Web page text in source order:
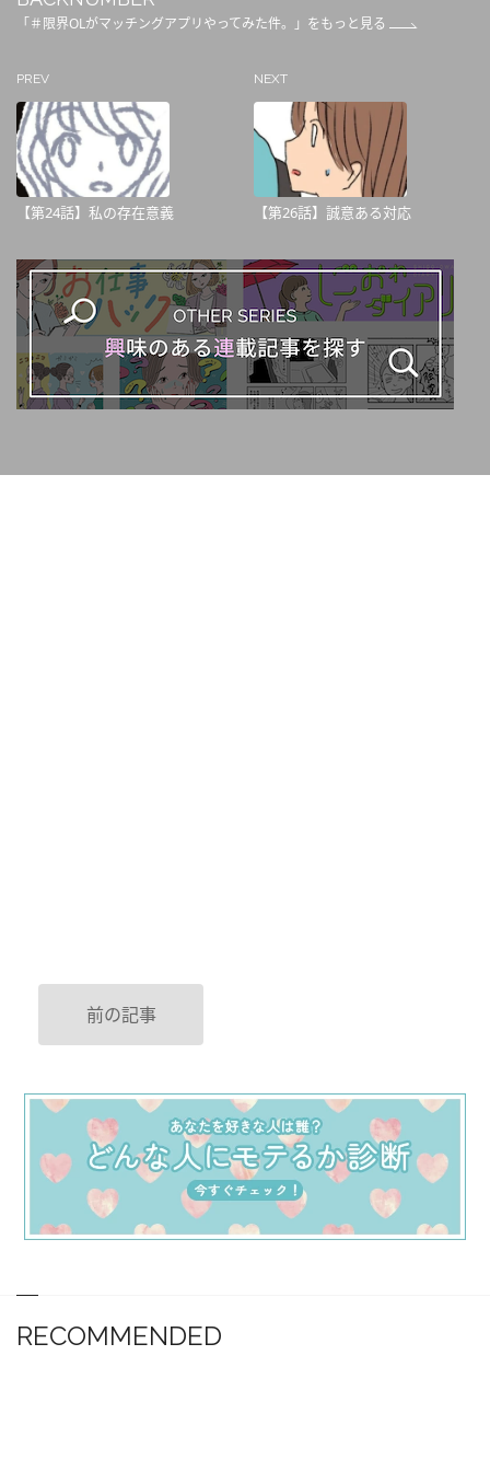
「＃限界OLがマッチングアプリやってみた件。」をもっと見る
PREV
【第24話】私の存在意義
NEXT
【第26話】誠意ある対応
前の記事
RECOMMENDED